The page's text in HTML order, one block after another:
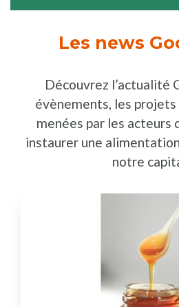
Les news
Découvrez l’actualité
évènements, les
menées par les acteurs
instaurer une
notre